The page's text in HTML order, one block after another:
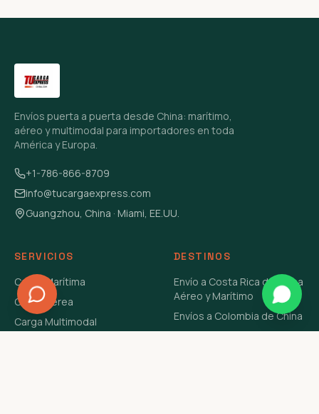
Envíos puerta a puerta desde China: marítimo,
aéreo y multimodal para importadores en toda
América y Europa.
+1-786-866-8709
info@tucargaexpress.com
Guangzhou, China · Miami, EE.UU.
SERVICIOS
Carga Marítima
Carga Aérea
Carga Multimodal
DESTINOS
Envío a Costa Rica de China
Aéreo y Marítimo
Envíos a Colombia de China